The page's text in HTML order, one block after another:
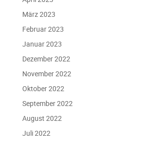
März 2023
Februar 2023
Januar 2023
Dezember 2022
November 2022
Oktober 2022
September 2022
August 2022
Juli 2022